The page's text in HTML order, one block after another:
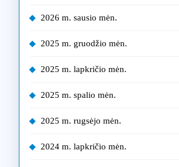
2026 m. sausio mėn.
2025 m. gruodžio mėn.
2025 m. lapkričio mėn.
2025 m. spalio mėn.
2025 m. rugsėjo mėn.
2024 m. lapkričio mėn.